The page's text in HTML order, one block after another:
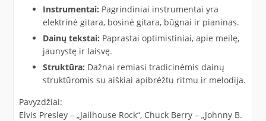
Instrumentai: Pagrindiniai instrumentai yra
elektrinė gitara, bosinė gitara, būgnai ir pianinas.
Dainų tekstai: Paprastai optimistiniai, apie meilę,
jaunystę ir laisvę.
Struktūra: Dažnai remiasi tradicinėmis dainų
struktūromis su aiškiai apibrėžtu ritmu ir melodija.
Pavyzdžiai:
Elvis Presley – „Jailhouse Rock“, Chuck Berry – „Johnny B.